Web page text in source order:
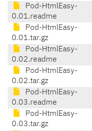
Pod-HtmlEasy-
0.01.readme
Pod-HtmlEasy-
0.01.tar.gz
Pod-HtmlEasy-
0.02.readme
Pod-HtmlEasy-
0.02.tar.gz
Pod-HtmlEasy-
0.03.readme
Pod-HtmlEasy-
0.03.tar.gz